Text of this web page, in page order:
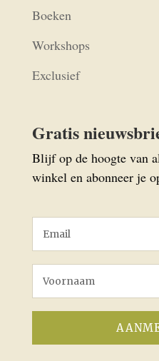
Boeken
Workshops
Exclusief
Gratis
Blijf op de hoogte van
winkel en abonneer je